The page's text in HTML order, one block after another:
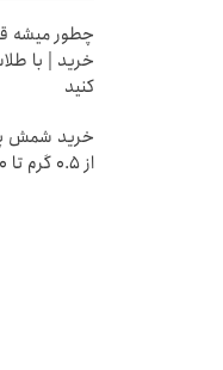
چطور میشه
خرید | با
کنید
خرید شمش
از ۰.۵ گرم تا ۱۰ گرم